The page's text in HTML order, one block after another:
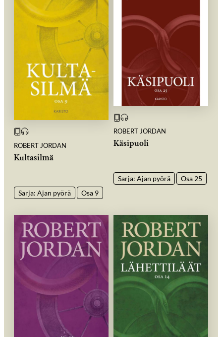
ROBERT JORDAN
Kultasilmä
Sarja: Ajan pyörä Osa 9
ROBERT JORDAN
Käsipuoli
Sarja: Ajan pyörä Osa 25